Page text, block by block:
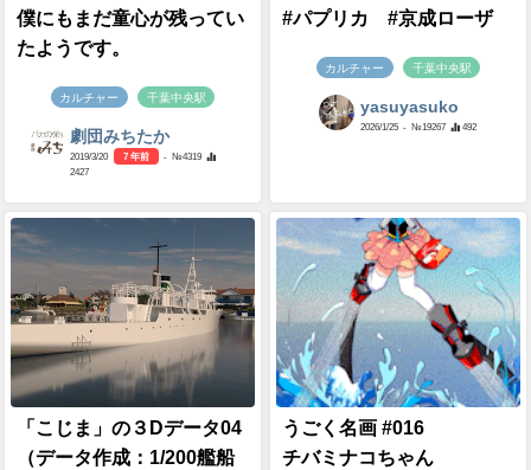
僕にもまだ童心が残ってい
たようです。
カルチャー 千葉中央駅
劇団みちたか
2019/3/20 7 年前
- №4319
2427
#パプリカ #京成ローザ
カルチャー 千葉中央駅
yasuyasuko
2026/1/25 - №19267 492
「こじま」の３Dデータ04
（データ作成：1/200艦船
うごく名画 #016
チバミナコちゃん